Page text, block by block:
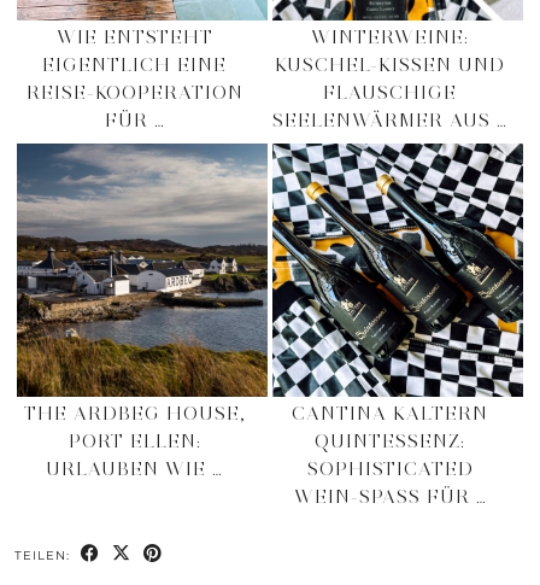
WIE ENTSTEHT
EIGENTLICH EINE
REISE-KOOPERATION
FÜR …
WINTERWEINE:
KUSCHEL-KISSEN UND
FLAUSCHIGE
SEELENWÄRMER AUS …
THE ARDBEG HOUSE,
PORT ELLEN:
URLAUBEN WIE …
CANTINA KALTERN
QUINTESSENZ:
SOPHISTICATED
WEIN-SPASS FÜR …
TEILEN: